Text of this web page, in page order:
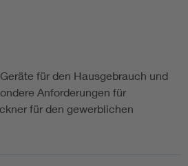
für den Hausgebrauch und
Anforderungen für
für den gewerblichen